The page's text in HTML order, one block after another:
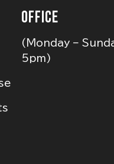
OFFICE
(Monday –
5pm)